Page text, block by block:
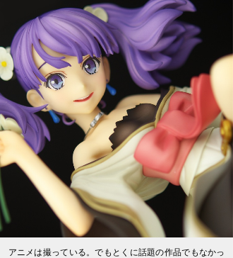
アニメは撮っている。でもとくに話題の作品でもなかっ